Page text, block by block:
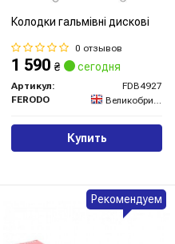
Колодки гальмівні дискові
0 отзывов
1 590 ₴ сегодня
Артикул:
FDB4927
FERODO
Великобритания
Купить
Рекомендуем